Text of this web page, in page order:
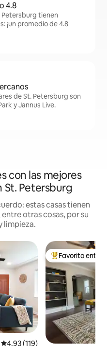
4.8
Petersburg tienen
¡un promedio de 4.8
de St. Petersburg son
y Jannus Live.
con las mejores
St. Petersburg
estas casas tienen
otras cosas, por su
limpieza.
Calificación promedio: 4.93 de
4.93 (119)
Favorito entre
Favorito entre